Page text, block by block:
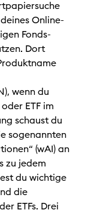
Online-
Fonds-
Dort
wenn du
ETF im
schaust du
sogenannten
(wAI) an
zu jedem
du wichtige
die
ETFs. Drei